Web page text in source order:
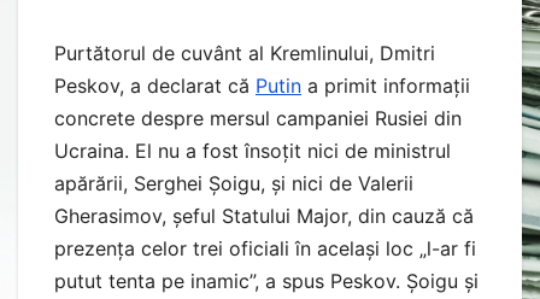
Purtătorul de cuvânt al Kremlinului, Dmitri
Peskov, a declarat că Putin a primit informații
concrete despre mersul campaniei Rusiei din
Ucraina. El nu a fost însoțit nici de ministrul
apărării, Serghei Șoigu, și nici de Valerii
Gherasimov, șeful Statului Major, din cauză că
prezența celor trei oficiali în același loc „l-ar fi
putut tenta pe inamic”, a spus Peskov. Șoigu și